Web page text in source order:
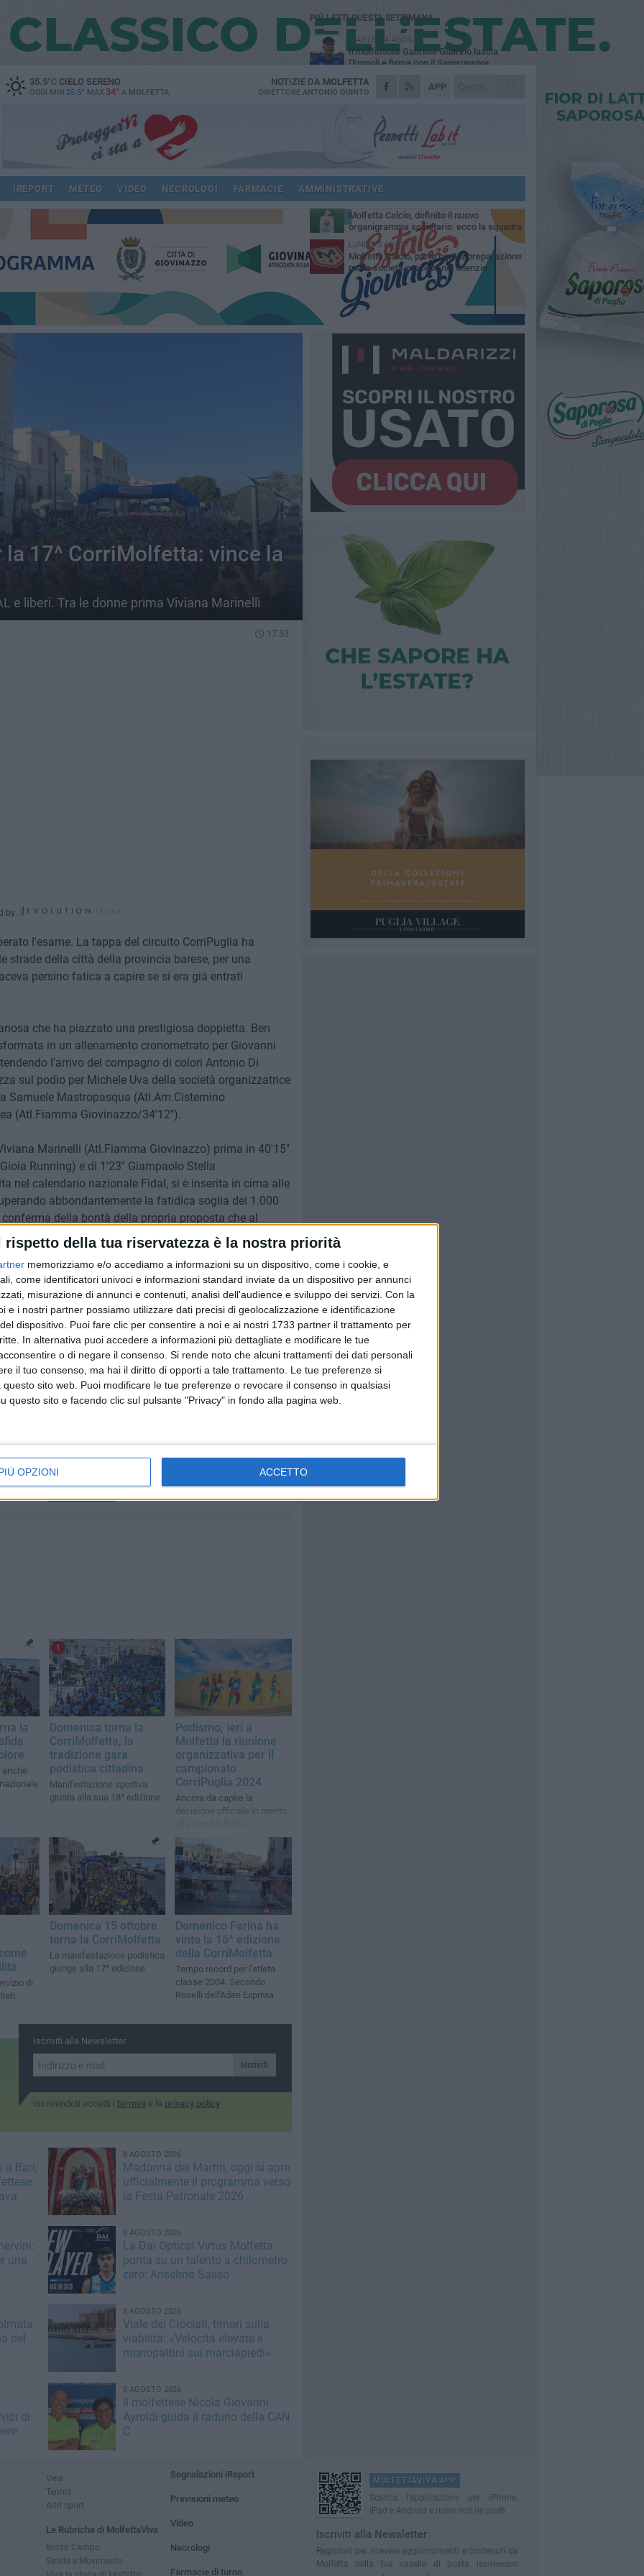
rispetto della tua riservatezza è la nostra priorità
memorizziamo e/o accediamo a informazioni su un dispositivo, come i cookie, e
come identificatori univoci e informazioni standard inviate da un dispositivo per annunci
misurazione di annunci e contenuti, analisi dell'audience e sviluppo dei servizi. Con la
e i nostri partner possiamo utilizzare dati precisi di geolocalizzazione e identificazione
dispositivo. Puoi fare clic per consentire a noi e ai nostri 1733 partner il trattamento per
In alternativa puoi accedere a informazioni più dettagliate e modificare le tue
o di negare il consenso. Si rende noto che alcuni trattamenti dei dati personali
il tuo consenso, ma hai il diritto di opporti a tale trattamento. Le tue preferenze si
sito web. Puoi modificare le tue preferenze o revocare il consenso in qualsiasi
questo sito e facendo clic sul pulsante "Privacy" in fondo alla pagina web.
OPZIONI ACCETTO
35.5°CCIELO SERENO
OGGI MIN 25.5° MAX 34° A MOLFETTA
APP
NOTIZIE DA MOLFETTA
DIRETTORE ANTONIO QUINTO
IREPORT METEO VIDEO NECROLOGI FARMACIE AMMINISTRATIVE
la 17^ CorriMolfetta: vince la
e liberi. Tra le donne prima Viviana Marinelli
17.53
by
l'esame. La tappa del circuito CorriPuglia ha
strade della città della provincia barese, per una
persino fatica a capire se si era già entrati
che ha piazzato una prestigiosa doppietta. Ben
in un allenamento cronometrato per Giovanni
l'arrivo del compagno di colori Antonio Di
sul podio per Michele Uva della società organizzatrice
Samuele Mastropasqua (Atl.Am.Cisternino
(Atl.Fiamma Giovinazzo/34'12").
Marinelli (Atl.Fiamma Giovinazzo) prima in 40'15"
Running) e di 1'23" Giampaolo Stella
nel calendario nazionale Fidal, si è inserita in cima alle
abbondantemente la fatidica soglia dei 1.000
della bontà della propria proposta che al
la Molfetta Run, 5 km ad andatura libera e la
straordinario di bambini nel pomeriggio della vigilia.
sono state al fianco della società, dalla Regione
Comune all'Acsi che ha dato il suo patrocinio, alle
e Sermolfetta oltre a tutte le altre associazioni
e dei servizi, senza dimenticare i tanti sponsor
sarebbe possibile. Appuntamento al prossimo anno,
e
nomina di Angeletti completata
la squadra di governo della
città»
la
anche
1
Domenica torna la
CorriMolfetta, la
tradizione gara
podistica cittadina
Manifestazione sportiva
giunta alla sua 18^ edizione
Podismo, ieri a
Molfetta la riunione
organizzativa per il
campionato
CorriPuglia 2024
Ancora da capire la
decisione ufficiale in merito
di
Domenica 15 ottobre
torna la CorriMolfetta
La manifestazione podistica
giunge alla 17^ edizione
Domenico Farina ha
vinto la 16^ edizione
della CorriMolfetta
Tempo record per l'atleta
classe 2004. Secondo
Roselli dell'Aden Exprivia
Iscriviti alla Newsletter
Iscriviti
Iscrivendoti accetti i termini e la privacy policy
a Bari,
8 AGOSTO 2026
Madonna dei Martiri, oggi si apre
ufficialmente il programma verso
la Festa Patronale 2026
una
8 AGOSTO 2026
La Dai Optical Virtus Molfetta
punta su un talento a chilometro
zero: Anselmo Sasso
del
8 AGOSTO 2026
Viale dei Crociati, timori sulla
viabilità: «Velocità elevate e
monopattini sui marciapiedi»
di
8 AGOSTO 2026
Il molfettese Nicola Giovanni
Ayroldi guida il raduno della CAN
C
PIÙ LETTI QUESTA SETTIMANA
MARTEDÌ 4 AGOSTO
Il molfettese Gabriele Guarino lascia
l'Empoli e firma con il Samsunspor
LUNEDÌ 3 AGOSTO
Palazzetto Giovanni Panunzio: dove lo
eccellenza
VENERDÌ 7 AGOSTO
Molfetta Calcio, tre innesti di spessore:
arrivano i molfettesi Roselli, Cirillo e Caputi
DOMENICA 2 AGOSTO
Tennistavolo, il molfettese Roberto
Minervini riparte da Otranto
MARTEDÌ 4 AGOSTO
Molfetta Calcio, definito il nuovo
organigramma societario: ecco la squadra
dirigenziale
LUNEDÌ 3 AGOSTO
Molfetta Calcio, parte oggi la preparazione
ma la società procede nel silenzio
Vela
Tennis
Altri sport
Le Rubriche di MolfettaViva
Bordo Campo
Salute e Movimento
Segnalazioni iReport
Previsioni meteo
Video
Necrologi
Farmacie di turno
MOLFETTAVIVA APP
Scarica l'applicazione per iPhone,
iPad e Android e ricevi notizie push
Iscriviti alla Newsletter
Registrati per ricevere aggiornamenti e contenuti da
Molfetta nella tua casella di posta
Iscrivendoti